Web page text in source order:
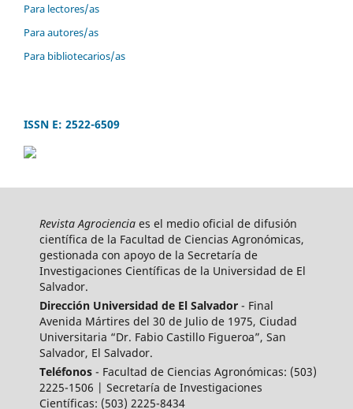
Para lectores/as
Para autores/as
Para bibliotecarios/as
ISSN E: 2522-6509
Revista Agrocienciaes el medio oficial de difusión
científica de la Facultad de Ciencias Agronómicas,
gestionada con apoyo de la Secretaría de
Investigaciones Científicas de la Universidad de El
Salvador.
Dirección Universidad de El Salvador- Final
Avenida Mártires del 30 de Julio de 1975, Ciudad
Universitaria “Dr. Fabio Castillo Figueroa”, San
Salvador, El Salvador.
Teléfonos- Facultad de Ciencias Agronómicas: (503)
2225-1506 | Secretaría de Investigaciones
Científicas: (503) 2225-8434